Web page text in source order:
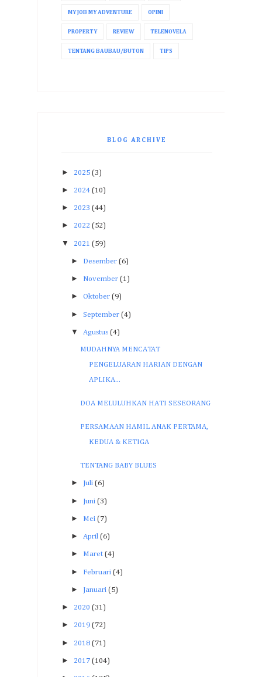
MY JOB MY ADVENTURE OPINI
PROPERTY REVIEW TELENOVELA
TENTANG BAUBAU/BUTON TIPS
BLOG ARCHIVE
► 2025 (3)
► 2024 (10)
► 2023 (44)
► 2022 (52)
▼ 2021 (59)
► Desember (6)
► November (1)
► Oktober (9)
► September (4)
▼ Agustus (4)
MUDAHNYA MENCATAT
PENGELUARAN HARIAN DENGAN
APLIKA...
DOA MELULUHKAN HATI SESEORANG
PERSAMAAN HAMIL ANAK PERTAMA,
KEDUA & KETIGA
TENTANG BABY BLUES
► Juli (6)
► Juni (3)
► Mei (7)
► April (6)
► Maret (4)
► Februari (4)
► Januari (5)
► 2020 (31)
► 2019 (72)
► 2018 (71)
► 2017 (104)